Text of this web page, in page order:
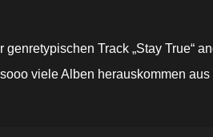
Track „Stay True“
viele Alben herauskommen